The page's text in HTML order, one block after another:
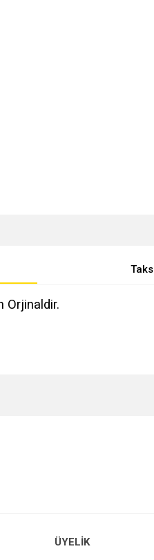
Orjinaldir.
ÜYELİK